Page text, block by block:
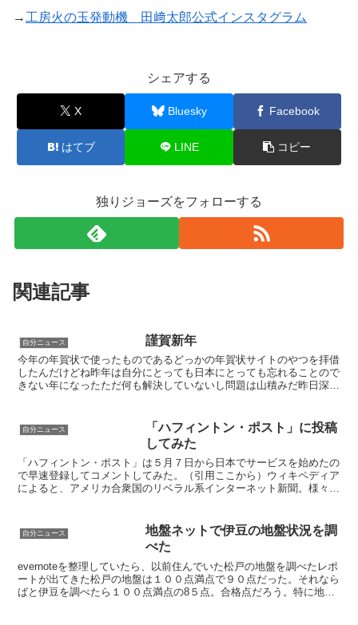
→ 工房火の玉発動機 田﨑太郎公式インスタグラム
シェアする
X Bluesky Facebook
はてブ LINE コピー
独りジョーズをフォローする
関連記事
自分ニュース 謹賀新年
今年の年賀状で使ったものであるどっかの年賀状サイトのやつを拝借
したんだけどね昨年は自分にとっても日本にとっても忘れることので
きない年になったただ何も解決していないし問題は山積みだ昨日深夜
自分ニュース
「ハフィントン・ポスト」に投稿
してみた
「ハフィントン・ポスト」は５月７日から日本でサービスを始めたの
で早速登録してコメントしてみた。（引用ここから）ウィキペディア
によると、アメリカ合衆国のリベラル系インターネット新聞。様々な
自分ニュース
地盤ネットで伊豆の地盤状況を調
べた
evernoteを整理していたら、以前住んでいた松戸の地盤を調べたレポ
ートが出てきた松戸の地盤は１００点満点で９０点だった。それなら
ばと伊豆を調べたら１００点満点の8５点。合格点だろう。特に地震